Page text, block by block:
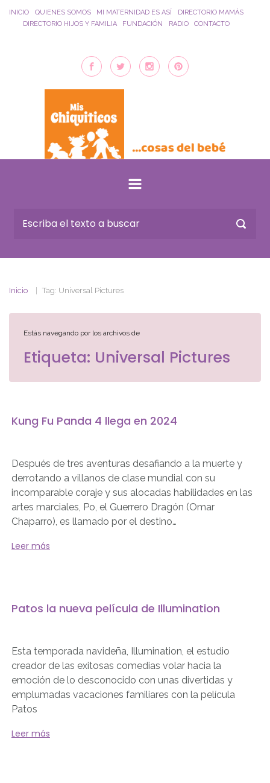
Saltar al contenido principal
INICIO QUIENES SOMOS MI MATERNIDAD ES ASÍ
DIRECTORIO MAMÁS
DIRECTORIO HIJOS Y FAMILIA
FUNDACIÓN RADIO CONTACTO
Inicio Tag: Universal Pictures
Estás navegando por los archivos de
Etiqueta: Universal Pictures
Kung Fu Panda 4 llega en 2024
Después de tres aventuras desafiando a la muerte y
derrotando a villanos de clase mundial con su
incomparable coraje y sus alocadas habilidades en las
artes marciales, Po, el Guerrero Dragón (Omar
Chaparro), es llamado por el destino…
Leer más
Patos la nueva película de Illumination
Esta temporada navideña, Illumination, el estudio
creador de las exitosas comedias volar hacia la
emoción de lo desconocido con unas divertidas y
emplumadas vacaciones familiares con la película
Patos
Leer más